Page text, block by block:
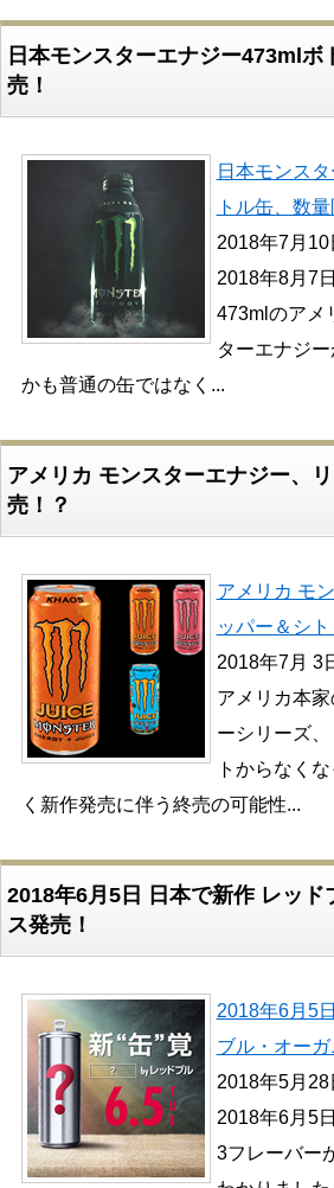
日本モンスターエナジー473mlボ
売！
日本モンス
トル缶、数
2018年7月10
2018年8月7
473mlのアメ
ターエナジ
かも普通の缶ではなく...
アメリカ モンスターエナジー、
売！？
アメリカ モ
ッパー＆シ
2018年7月 3
アメリカ本
ーシリーズ
トからなく
く新作発売に伴う終売の可能性...
2018年6月5日 日本で新作 レッド
ス発売！
2018年6月5
ブル・オーガ
2018年5月28
2018年6月5
3フレーバー